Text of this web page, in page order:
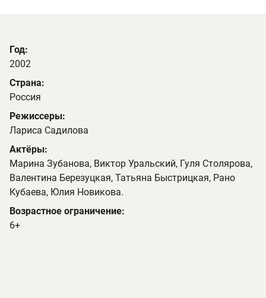
Год:
2002
Страна:
Россия
Режиссеры:
Лариса Садилова
Актёры:
Марина Зубанова, Виктор Уральский, Гуля Столярова,
Валентина Березуцкая, Татьяна Быстрицкая, Рано
Кубаева, Юлия Новикова.
Возрастное ограничение:
6+